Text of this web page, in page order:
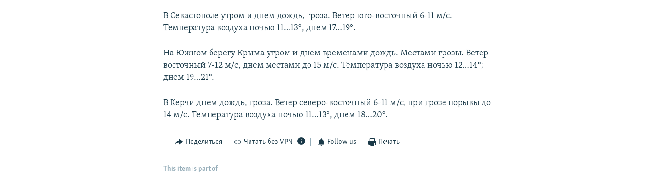
В Севастополе утром и днем дождь, гроза. Ветер юго-восточный 6-11 м/с.
Температура воздуха ночью 11…13°, днем 17…19°.
На Южном берегу Крыма утром и днем временами дождь. Местами грозы. Ветер
восточный 7-12 м/с, днем местами до 15 м/с. Температура воздуха ночью 12…14°;
днем 19…21°.
В Керчи днем дождь, гроза. Ветер северо-восточный 6-11 м/с, при грозе порывы до
14 м/с. Температура воздуха ночью 11…13°, днем 18…20°.
Поделиться Читать без VPN Follow us Печать
This item is part of